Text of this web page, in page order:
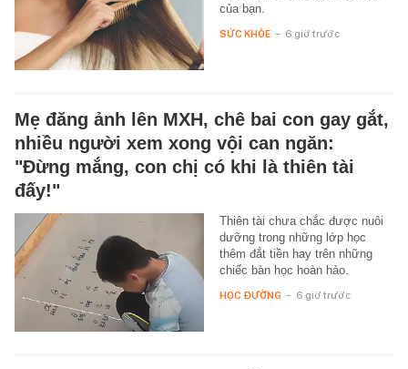
của bạn.
SỨC KHỎE - 6 giờ trước
Mẹ đăng ảnh lên MXH, chê bai con gay gắt,
nhiều người xem xong vội can ngăn:
"Đừng mắng, con chị có khi là thiên tài
đấy!"
Thiên tài chưa chắc được nuôi
dưỡng trong những lớp học
thêm đắt tiền hay trên những
chiếc bàn học hoàn hảo.
HỌC ĐƯỜNG - 6 giờ trước